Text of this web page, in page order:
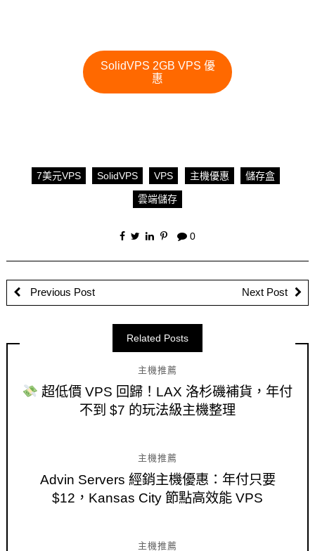
SolidVPS 2GB VPS 優
惠
7美元VPS SolidVPS VPS 主機優惠 儲存盒
雲端儲存
0
Previous Post Next Post
Related Posts
主機推薦
超低價 VPS 回歸！LAX 洛杉磯補貨，年付
不到 $7 的玩法級主機整理
主機推薦
Advin Servers 經銷主機優惠：年付只要
$12，Kansas City 節點高效能 VPS
主機推薦